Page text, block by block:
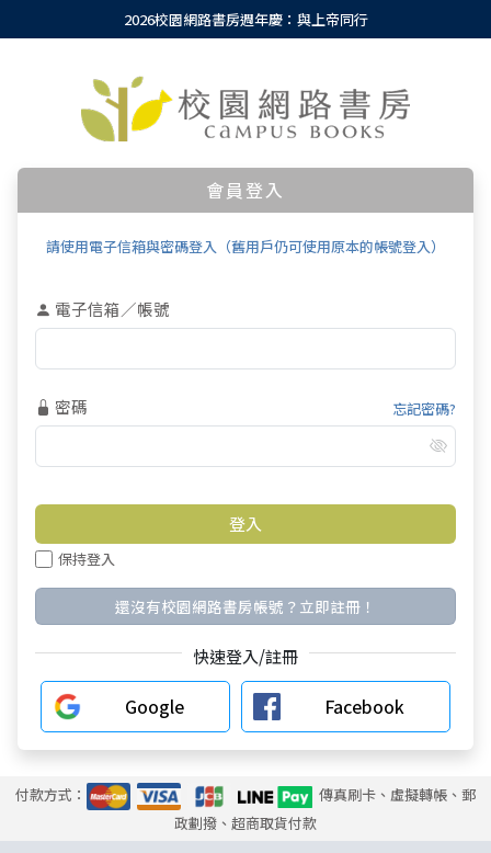
2026校園網路書房週年慶：與上帝同行
會員登入
請使用電子信箱與密碼登入（舊用戶仍可使用原本的帳號登入）
電子信箱／帳號
密碼 忘記密碼?
保持登入
還沒有校園網路書房帳號？立即註冊！
快速登入/註冊
Google Facebook
付款方式：
傳真刷卡、虛擬轉帳、郵
政劃撥、超商取貨付款